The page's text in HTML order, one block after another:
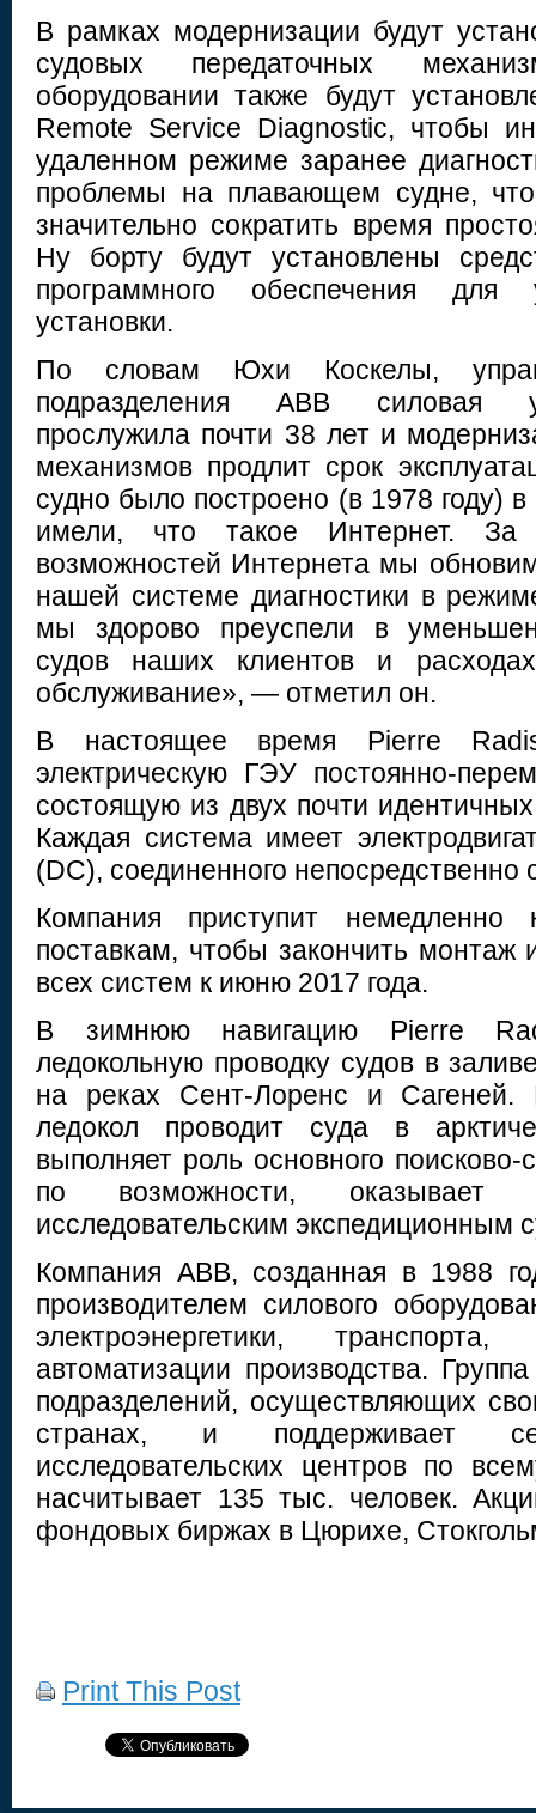
В рамках модернизации будут
судовых передаточных
оборудовании также будут
Remote Service Diagnostic, чтобы
удаленном режиме заранее
проблемы на плавающем судне,
значительно сократить время
Ну борту будут установлены
программного обеспечения для
установки.
По словам Юхи Коскелы,
подразделения ABB силовая
прослужила почти 38 лет и
механизмов продлит срок
судно было построено (в 1978 году)
имели, что такое Интернет. За
возможностей Интернета мы
нашей системе диагностики в
мы здорово преуспели в
судов наших клиентов и
обслуживание», — отметил он.
В настоящее время Pierre
электрическую ГЭУ постоянно-
состоящую из двух почти
Каждая система имеет
(DC), соединенного
Компания приступит немедленно
поставкам, чтобы закончить монтаж
всех систем к июню 2017 года.
В зимнюю навигацию Pierre
ледокольную проводку судов в
на реках Сент-Лоренс и Сагеней.
ледокол проводит суда в
выполняет роль основного поисково-
по возможности, оказывает
исследовательским экспедиционным
Компания ABB, созданная в 1988
производителем силового
электроэнергетики,
автоматизации производства.
подразделений, осуществляющих
странах, и поддерживает
исследовательских центров по
насчитывает 135 тыс. человек.
фондовых биржах в Цюрихе,
Print This Post